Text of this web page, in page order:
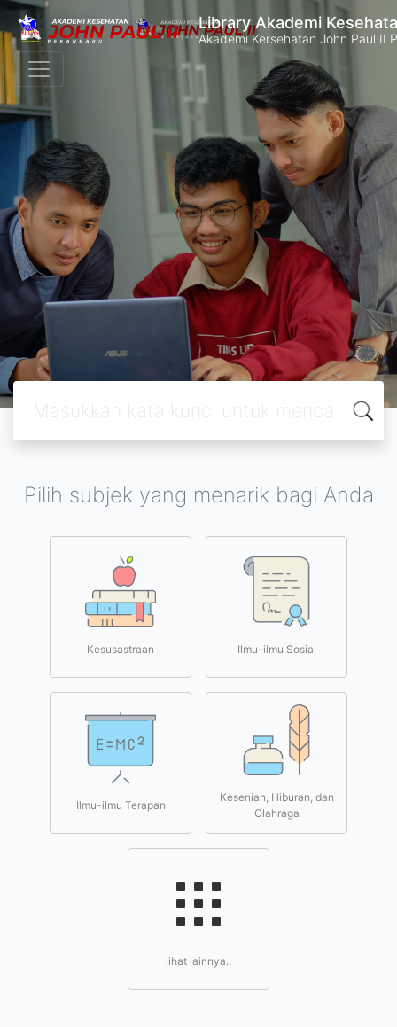
Library Akademi
Akademi Kersehatan John Paul II
Pilih subjek yang menarik bagi Anda
Kesusastraan Ilmu-ilmu Sosial
Ilmu-ilmu Terapan
Kesenian, Hiburan, dan
Olahraga
lihat lainnya..